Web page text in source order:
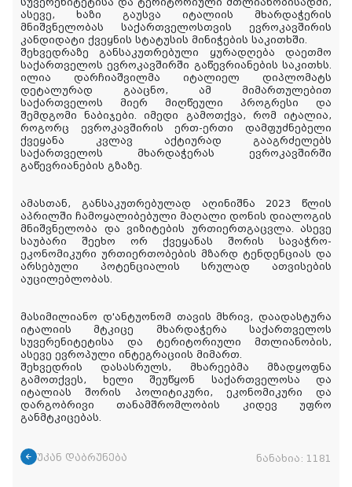
სუვერენიტეტისა და ტერიტორიული მთლიანობისადმი,
ასევე, ხაზი გაუსვა იტალიის მხარდაჭერის
მნიშვნელობას საქართველოსთვის ევროკავშირის
კანდიდატი ქვეყნის სტატუსის მინიჭების საკითხში.
შეხვედრაზე განსაკუთრებული ყურადღება დაეთმო
საქართველოს ევროკავშირში გაწევრიანების საკითხს.
ილია დარჩიაშვილმა იტალიელ დიპლომატს
დეტალურად გააცნო, ამ მიმართულებით
საქართველოს მიერ მიღწეული პროგრესი და
შემდგომი ნაბიჯები. იმედი გამოთქვა, რომ იტალია,
როგორც ევროკავშირის ერთ-ერთი დამფუძნებელი
ქვეყანა კვლავ აქტიურად გააგრძელებს
საქართველოს მხარდაჭერას ევროკავშირში
გაწევრიანების გზაზე.
ამასთან, განსაკუთრებულად აღინიშნა 2023 წლის
აპრილში ჩამოყალიბებული მაღალი დონის დიალოგის
მნიშვნელობა და ვიზიტების ურთიერთგაცვლა. ასევე
საუბარი შეეხო ორ ქვეყანას შორის სავაჭრო-
ეკონომიკური ურთიერთობების მზარდ ტენდენციას და
არსებული პოტენციალის სრულად ათვისების
აუცილებლობას.
მასიმილიანო დ'ანტუონომ თავის მხრივ, დაადასტურა
იტალიის მტკიცე მხარდაჭერა საქართველოს
სუვერენიტეტისა და ტერიტორიული მთლიანობის,
ასევე ევროპული ინტეგრაციის მიმართ.
შეხვედრის დასასრულს, მხარეებმა მზადყოფნა
გამოთქვეს, ხელი შეუწყონ საქართველოსა და
იტალიას შორის პოლიტიკური, ეკონომიკური და
დარგობრივი თანამშრომლობის კიდევ უფრო
განმტკიცებას.
უკან დაბრუნება ნანახია: 1181